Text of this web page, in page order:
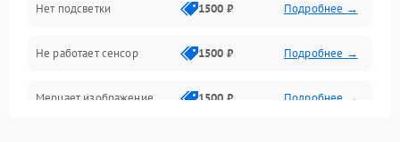
Проблемы с работой системы, корпусом и другие
Нет подсветки 1500 ₽ Подробнее →
Не работает сенсор 1500 ₽ Подробнее →
Мерцает изображение 1500 ₽ Подробнее →